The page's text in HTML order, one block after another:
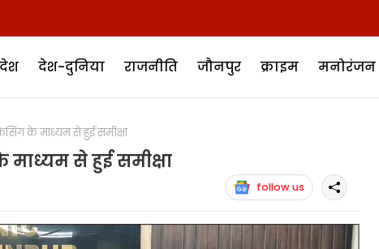
देश-दुनिया राजनीति जौनपुर क्राइम मनोरंजन
के माध्यम से हुई समीक्षा
माध्यम से हुई समीक्षा
follow us